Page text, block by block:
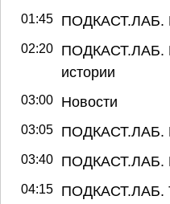
01:45 ПОДКАСТ.ЛАБ.
02:20
ПОДКАСТ.ЛАБ.
истории
03:00 Новости
03:05 ПОДКАСТ.ЛАБ.
03:40 ПОДКАСТ.ЛАБ.
04:15 ПОДКАСТ.ЛАБ.